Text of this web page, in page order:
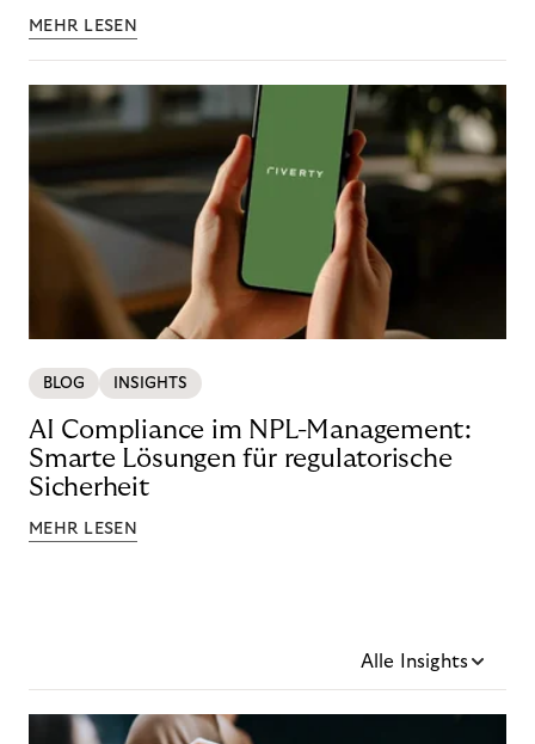
MEHR LESEN
BLOG INSIGHTS
AI Compliance im NPL-Management:
Smarte Lösungen für regulatorische
Sicherheit
MEHR LESEN
Alle Insights